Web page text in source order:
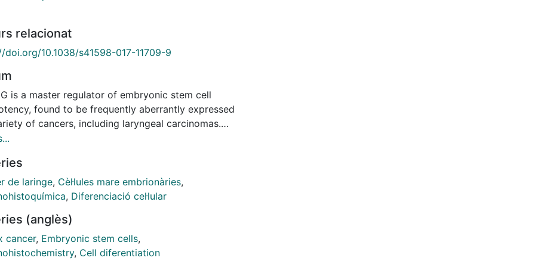
relacionat
doi.org/10.1038/s41598-017-11709-9
is a master regulator of embryonic stem cell
found to be frequently aberrantly expressed
of cancers, including laryngeal carcinomas.
investigates for the first time the role of
and its potential utility as cancer risk
NANOG protein expression was evaluated by
using two large independent
with clinicopathological parameters and
cancer risk. NANOG expression was detected by
in 49 (60%) of 82 laryngeal
de laringe, Cèl·lules mare embrionàries,
, Diferenciació cel·lular
(anglès)
cancer, Embryonic stem cells,
, Cell diferentiation